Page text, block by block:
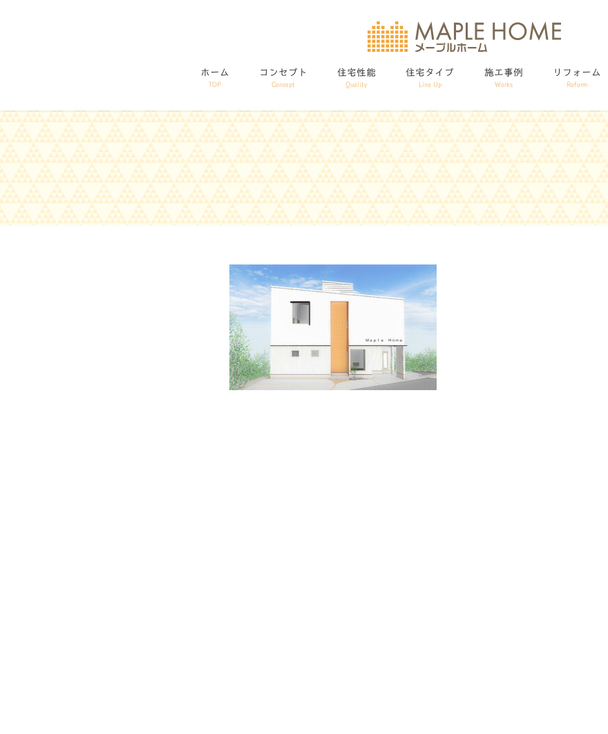
動
に
移
動
ホーム
TOP
コンセプト
Concept
住宅性能
Quality
住宅タイプ
Line Up
施工事例
Works
リフォーム
Reform